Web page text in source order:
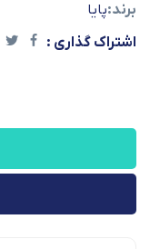
برند:پایا
اشتراک گذاری :